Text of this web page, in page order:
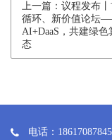
上一篇：议程发布
循环、新价值论坛
AI+DaaS，共建绿色
态
电话：